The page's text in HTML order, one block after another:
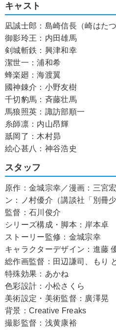
キャスト
凪誠士郎：島崎信長（崎はたつ
御影玲王：内田雄馬
剣城斬鉄：興津和幸
潔世一：浦和希
蜂楽廻：海渡翼
國神錬介：小野友樹
千切豹馬：斉藤壮馬
馬狼照英：諏訪部順一
糸師凛：内山昂輝
舐岡了：木村昴
絵心甚八：神谷浩史
スタッフ
原作：金城宗幸／漫画：三宮
ン：ノ村優介（講談社「別冊
監督：石川俊介
シリーズ構成・脚本：岸本卓
ストーリー監修：金城宗幸
キャラクターデザイン：進藤
総作画監督：田辺謙司、もり
特殊効果：あかね
色彩設計：小松さくら
美術設定・美術監督：廣澤晃
背景：Creative Freaks
撮影監督：浅黄康裕